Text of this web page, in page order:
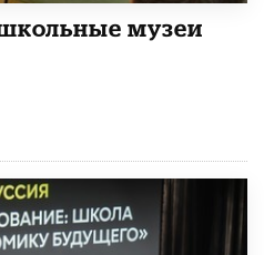
музеи